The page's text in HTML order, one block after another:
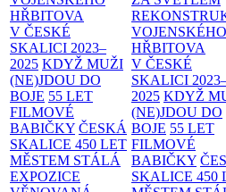
HŘBITOVA
V ČESKÉ
SKALICI 2023–
2025 KDYŽ MUŽI
(NE)JDOU DO
BOJE 55 LET
FILMOVÉ
BABIČKY ČESKÁ
SKALICE 450 LET
MĚSTEM STÁLÁ
EXPOZICE
VOJENSKÉHO
HŘBITOVA
V ČESKÉ
SKALICI
2025 KDYŽ
(NE)JDOU DO
BOJE 55 LET
FILMOVÉ
BABIČKY
SKALICE 450